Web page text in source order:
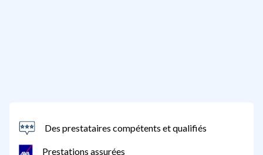
Des prestataires compétents et qualifiés
Prestations assurées